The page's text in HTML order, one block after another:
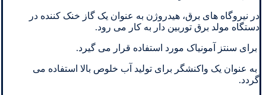
در نیروگاه های برق، هیدروژن به عنوان یک گاز خنک کننده در
دستگاه مولد برق توربین دار به کار می رود.
برای سنتز آمونیاک مورد استفاده قرار می گیرد.
به عنوان یک واکنشگر برای تولید آب خلوص بالا استفاده می
گردد.